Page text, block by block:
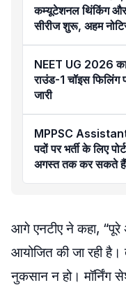
कम्यूटेशनल थिंकिंग
सीरीज शुरू, अहम
NEET UG 2026
राउंड-1 चॉइस फिलिंग
जारी
MPPSC
पदों पर भर्ती के लिए
अगस्त तक कर सकते
परीक्षा
आगे एनटीए ने कहा, “पूरे
आयोजित की जा रही है।
नुकसान न हो। मॉर्निंग